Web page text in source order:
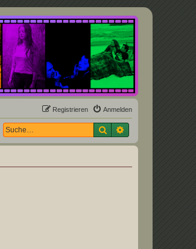
Anmelden
Registrieren
Suche